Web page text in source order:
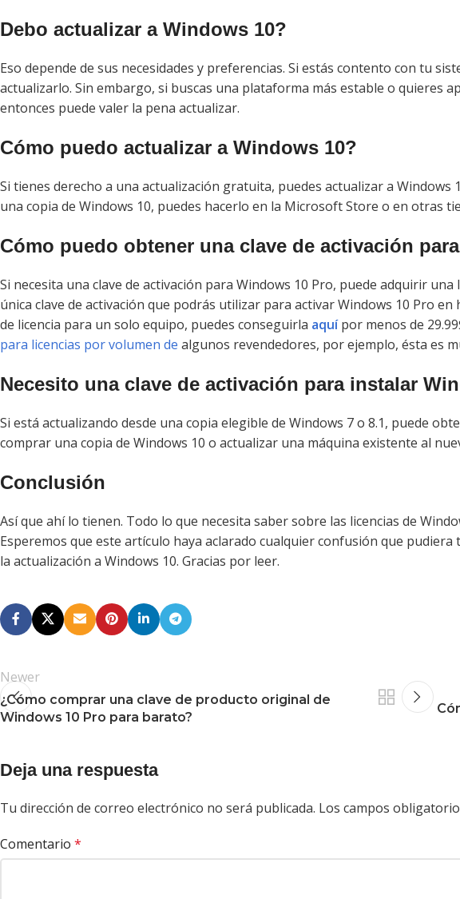
Debo actualizar a Windows 10?
Eso depende de sus necesidades y preferencias. Si estás contento con tu
actualizarlo. Sin embargo, si buscas una plataforma más estable o quieres
entonces puede valer la pena actualizar.
Cómo puedo actualizar a Windows 10?
Si tienes derecho a una actualización gratuita, puedes actualizar a
una copia de Windows 10, puedes hacerlo en la Microsoft Store o en otras
Cómo puedo obtener una clave de activación
Si necesita una clave de activación para Windows 10 Pro, puede adquirir
única clave de activación que podrás utilizar para activar Windows 10 Pro
de licencia para un solo equipo, puedes conseguirla aquí por menos de
para licencias por volumen de algunos revendedores, por ejemplo, ésta es
Necesito una clave de activación para instalar
Si está actualizando desde una copia elegible de Windows 7 o 8.1, puede
comprar una copia de Windows 10 o actualizar una máquina existente al
Conclusión
Así que ahí lo tienen. Todo lo que necesita saber sobre las licencias de
Esperemos que este artículo haya aclarado cualquier confusión que
la actualización a Windows 10. Gracias por leer.
Newer
¿Cómo comprar una clave de producto original de
Windows 10 Pro para barato?
Deja una respuesta
Tu dirección de correo electrónico no será publicada. Los campos
Comentario *